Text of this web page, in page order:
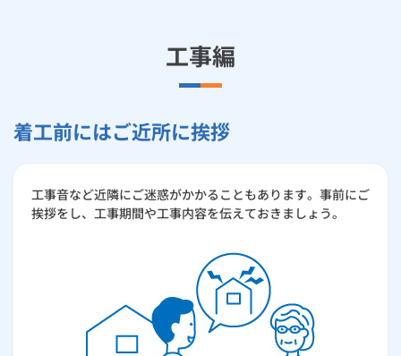
工事編
着工前にはご近所に挨拶
工事音など近隣にご迷惑がかかることもあります。事前にご
挨拶をし、工事期間や工事内容を伝えておきましょう。